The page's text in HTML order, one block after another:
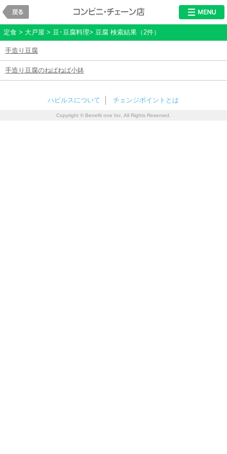
レストラン・チ
定食 > 大戸屋 > 豆･豆腐料理> 豆腐 検索結果（2件）
手造り豆腐
手造り豆腐のねばねば小鉢
ハピルスについて チェンジポイントとは
Copyright © Benefit one Inc. All Rights Reserved.